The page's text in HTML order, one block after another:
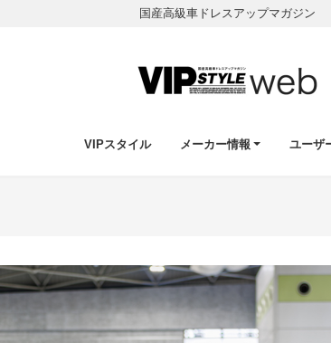
国産高級車ドレスアップマガジン
VIPスタイル メーカー情報 ユーザ